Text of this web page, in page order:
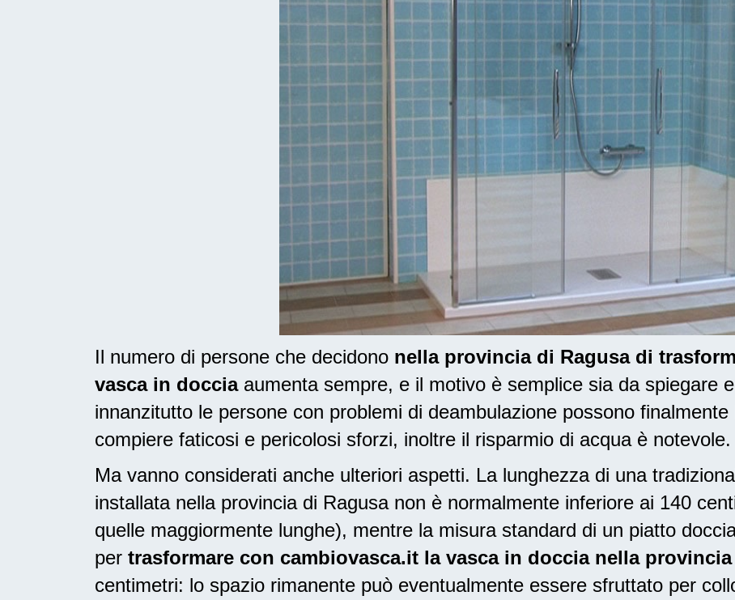
Il numero di persone che decidono nella provincia di Ragusa di
vasca in docciaaumenta sempre, e il motivo è semplice sia da spiegare
innanzitutto le persone con problemi di deambulazione possono
compiere faticosi e pericolosi sforzi, inoltre il risparmio di acqua è notevole.
Ma vanno considerati anche ulteriori aspetti. La lunghezza di una
installata nella provincia di Ragusa non è normalmente inferiore ai 140
quelle maggiormente lunghe), mentre la misura standard di un piatto
per trasformare con cambiovasca.it la vasca in doccia nella
centimetri: lo spazio rimanente può eventualmente essere sfruttato per